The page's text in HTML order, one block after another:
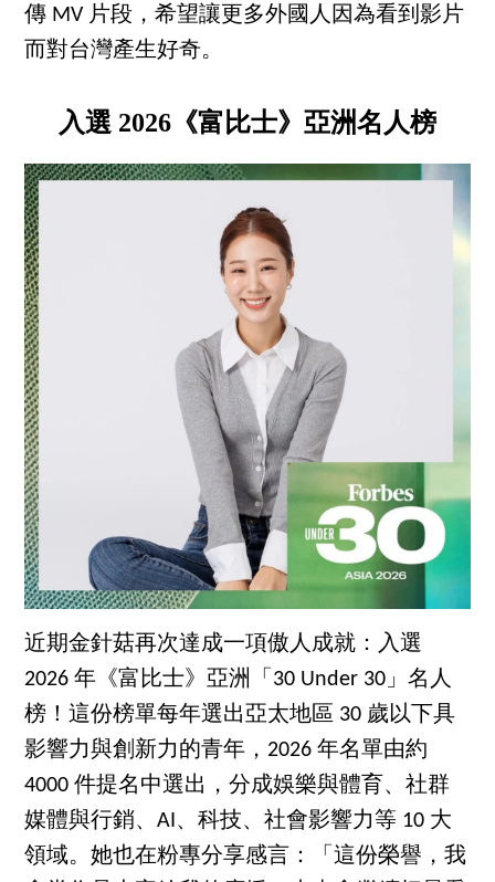
傳 MV 片段，希望讓更多外國人因為看到影片
而對台灣產生好奇。
入選 2026《富比士》亞洲名人榜
近期金針菇再次達成一項傲人成就：入選
2026 年《富比士》亞洲「30 Under 30」名人
榜！這份榜單每年選出亞太地區 30 歲以下具
影響力與創新力的青年，2026 年名單由約
4000 件提名中選出，分成娛樂與體育、社群
媒體與行銷、AI、科技、社會影響力等 10 大
領域。她也在粉專分享感言：「這份榮譽，我